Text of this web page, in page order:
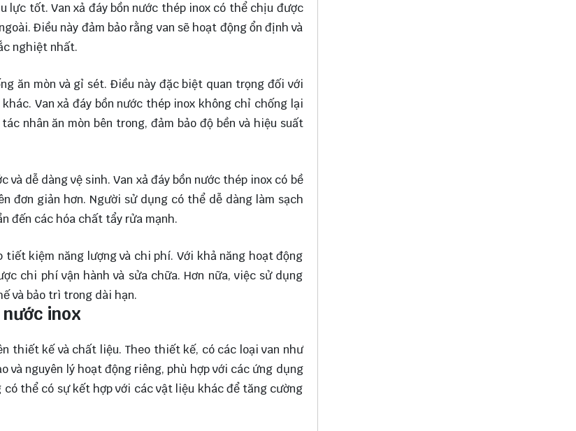
lực tốt. Van xả đáy bồn nước thép inox có thể chịu được
Điều này đảm bảo rằng van sẽ hoạt động ổn định và
nghiệt nhất.
ăn mòn và gỉ sét. Điều này đặc biệt quan trọng đối với
Van xả đáy bồn nước thép inox không chỉ chống lại
nhân ăn mòn bên trong, đảm bảo độ bền và hiệu suất
dễ dàng vệ sinh. Van xả đáy bồn nước thép inox có bề
đơn giản hơn. Người sử dụng có thể dễ dàng làm sạch
đến các hóa chất tẩy rửa mạnh.
kiệm năng lượng và chi phí. Với khả năng hoạt động
chi phí vận hành và sửa chữa. Hơn nữa, việc sử dụng
và bảo trì trong dài hạn.
inox
thiết kế và chất liệu. Theo thiết kế, có các loại van như
và nguyên lý hoạt động riêng, phù hợp với các ứng dụng
thể có sự kết hợp với các vật liệu khác để tăng cường